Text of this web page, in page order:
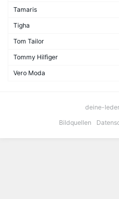
Tamaris
Tigha
Tom Tailor
Tommy Hilfiger
Vero Moda
deine-
Bildquellen